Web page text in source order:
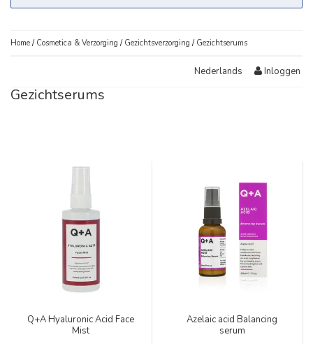
Home / Cosmetica & Verzorging / Gezichtsverzorging / Gezichtserums
Nederlands Inloggen
Gezichtserums
Q+A Hyaluronic Acid Face
Mist
Azelaic acid Balancing
serum